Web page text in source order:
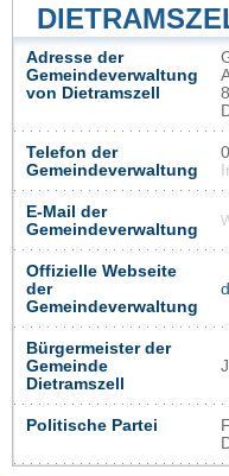
Adresse der
Gemeindeverwaltung
von Dietramszell
Telefon der
Gemeindeverwaltung
E-Mail der
Gemeindeverwaltung
Offizielle Webseite
der
Gemeindeverwaltung
Bürgermeister der
Gemeinde
Dietramszell
Politische Partei